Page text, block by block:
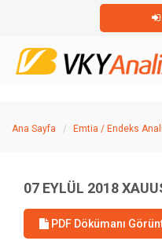
Ana Sayfa Emtia / Endeks
07 EYLÜL 2018
PDF Dökümanı